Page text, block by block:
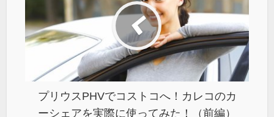
プリウスPHVでコストコへ！カレコのカ
ーシェアを実際に使ってみた！（前編）